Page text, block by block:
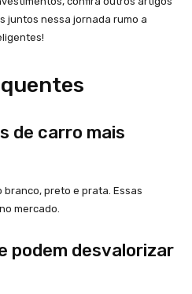
juntos nessa jornada rumo a
de carro mais
branco, preto e prata. Essas
mercado.
podem desvalorizar